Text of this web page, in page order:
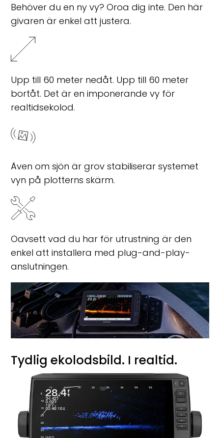
Behöver du en ny vy? Oroa dig inte. Den här
givaren är enkel att justera.
Upp till 60 meter nedåt. Upp till 60 meter
bortåt. Det är en imponerande vy för
realtidsekolod.
Även om sjön är grov stabiliserar systemet
vyn på plotterns skärm.
Oavsett vad du har för utrustning är den
enkel att installera med plug-and-play-
anslutningen.
Tydlig ekolodsbild. I realtid.